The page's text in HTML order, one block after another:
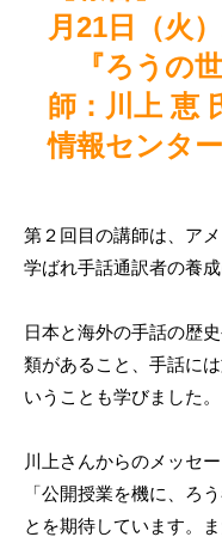
月21日（火
『ろうの
師：川上 恵
情報センター
第２回目の講師は、ア
学ばれ手話通訳者の養
日本と海外の手話の歴
類があること、手話に
いうことも学びました。
川上さんからのメッセ
「公開授業を機に、ろ
とを期待しています。